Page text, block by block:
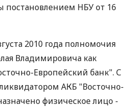
постановлением НБУ от 16
2010 года полномочия
Владимировича как
Европейский банк". С
ликвидатором АКБ "Восточно-
физическое лицо -